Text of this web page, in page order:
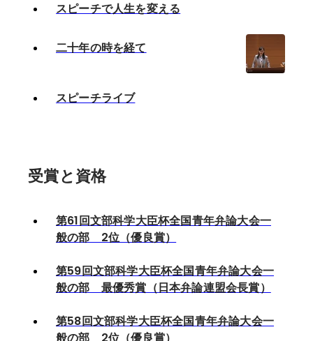
スピーチで人生を変える
二十年の時を経て
スピーチライブ
受賞と資格
第61回文部科学大臣杯全国青年弁論大会一
般の部 2位（優良賞）
第59回文部科学大臣杯全国青年弁論大会一
般の部 最優秀賞（日本弁論連盟会長賞）
第58回文部科学大臣杯全国青年弁論大会一